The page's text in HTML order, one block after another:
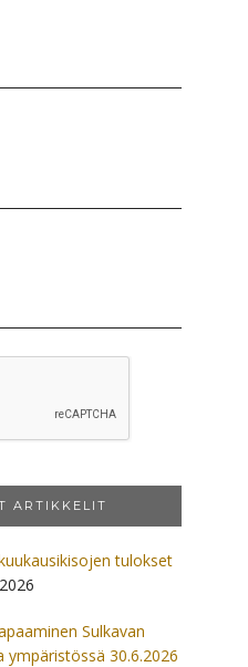
ARTIKKELIT
tulokset
Sulkavan
ympäristössä 30.6.2026